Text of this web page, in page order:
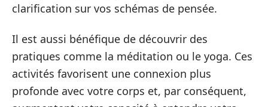
clarification sur vos schémas de pensée.
Il est aussi bénéfique de découvrir des
pratiques comme la méditation ou le yoga. Ces
activités favorisent une connexion plus
profonde avec votre corps et, par conséquent,